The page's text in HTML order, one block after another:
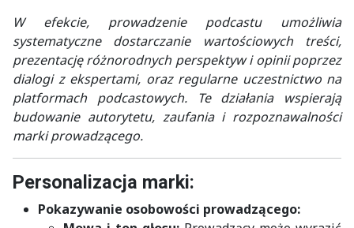
W efekcie, prowadzenie podcastu umożliwia
systematyczne dostarczanie wartościowych treści,
prezentację różnorodnych perspektyw i opinii poprzez
dialogi z ekspertami, oraz regularne uczestnictwo na
platformach podcastowych. Te działania wspierają
budowanie autorytetu, zaufania i rozpoznawalności
marki prowadzącego.
Personalizacja marki:
Pokazywanie osobowości prowadzącego: